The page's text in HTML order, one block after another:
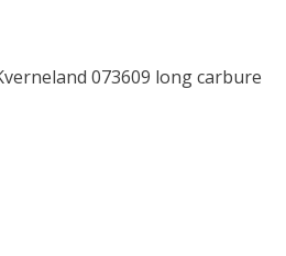
073609 long carbure